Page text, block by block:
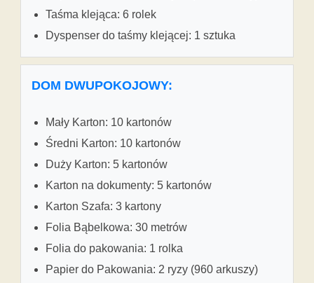
Taśma klejąca: 6 rolek
Dyspenser do taśmy klejącej: 1 sztuka
DOM DWUPOKOJOWY:
Mały Karton: 10 kartonów
Średni Karton: 10 kartonów
Duży Karton: 5 kartonów
Karton na dokumenty: 5 kartonów
Karton Szafa: 3 kartony
Folia Bąbelkowa: 30 metrów
Folia do pakowania: 1 rolka
Papier do Pakowania: 2 ryzy (960 arkuszy)